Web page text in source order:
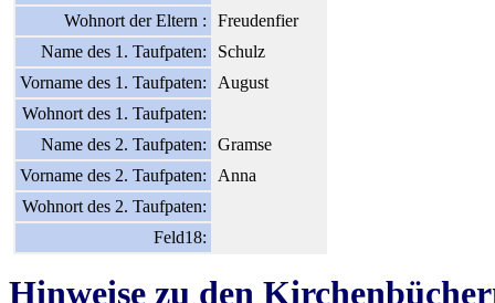
Wohnort der Eltern :
Freudenfier
Name des 1. Taufpaten:
Schulz
Vorname des 1. Taufpaten:
August
Wohnort des 1. Taufpaten:
Name des 2. Taufpaten:
Gramse
Vorname des 2. Taufpaten:
Anna
Wohnort des 2. Taufpaten:
Feld18:
Hinweise zu den